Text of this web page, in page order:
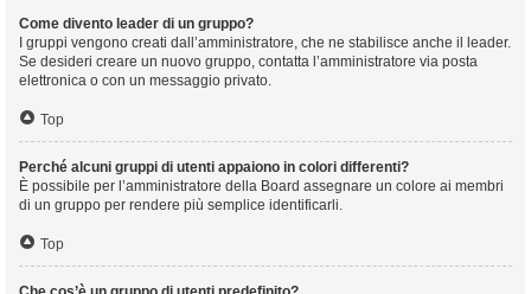
Come divento leader di un gruppo?
I gruppi vengono creati dall’amministratore, che ne stabilisce anche il leader.
Se desideri creare un nuovo gruppo, contatta l’amministratore via posta
elettronica o con un messaggio privato.
Top
Perché alcuni gruppi di utenti appaiono in colori differenti?
È possibile per l’amministratore della Board assegnare un colore ai membri
di un gruppo per rendere più semplice identificarli.
Top